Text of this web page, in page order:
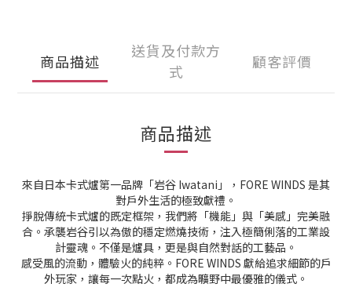
商品描述
送貨及付款方
式
顧客評價
商品描述
來自日本卡式爐第一品牌「岩谷 Iwatani」，FORE WINDS 是其
對戶外生活的極致獻禮。
掙脫傳統卡式爐的既定框架，我們將「機能」與「美感」完美融
合。承襲岩谷引以為傲的穩定燃燒技術，注入極簡俐落的工業設
計靈魂。不僅是爐具，更是與自然對話的工藝品。
感受風的流動，體驗火的純粹。FORE WINDS 獻給追求細節的戶
外玩家，讓每一次點火，都成為曠野中最優雅的儀式。